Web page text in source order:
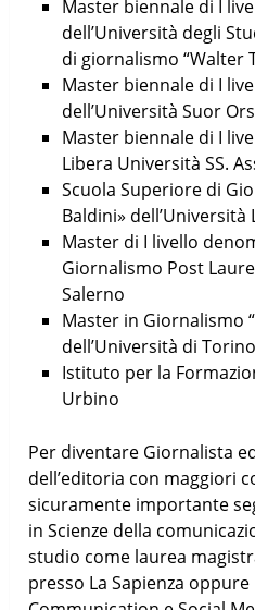
Master biennale di I
dell’Università degli
di giornalismo “Walter
Master biennale di I
dell’Università Suor
Master biennale di I
Libera Università SS.
Scuola Superiore di
Baldini» dell’Università
Master di I livello
Giornalismo Post
Salerno
Master in Giornalismo
dell’Università di Torino
Istituto per la
Urbino
Per diventare Giornalista
dell’editoria con maggiori
sicuramente importante
in Scienze della
studio come laurea
presso La Sapienza